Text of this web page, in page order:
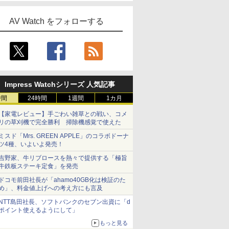
AV Watch をフォローする
Impress Watchシリーズ 人気記事
24時間 1週間 1カ月
家電レビュー】手ごわい雑草との戦い、コメ
の草刈機で完全勝利 掃除機感覚で使えた
スド「Mrs. GREEN APPLE」のコラボドーナ
4種、いよいよ発売！
野家、牛リブロースを熱々で提供する「極旨
鉄板ステーキ定食」を発売
コモ前田社長が「ahamo40GB化は検証のた
」、料金値上げへの考え方にも言及
島田社長、ソフトバンクのセブン出資に「d
イント使えるようにして」
もっと見る